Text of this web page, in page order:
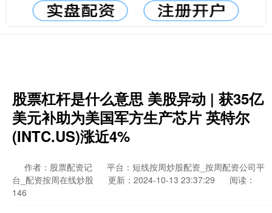
股票杠杆是什么意思 美股异动 | 获35亿
美元补助为美国军方生产芯片 英特尔
(INTC.US)涨近4%
作者：股票配资记
平台：短线按周炒股配资_按周配资公司平
台_配资按周在线炒股
更新：2024-10-13 23:37:29
阅读：
146